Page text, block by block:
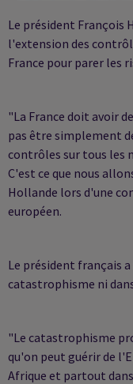
Le président François
l'extension des
France pour parer les
"La France doit avoir
pas être simplement
contrôles sur tous les
C'est ce que nous
Hollande lors d'une
européen.
Le président français
catastrophisme ni
"Le catastrophisme
qu'on peut guérir de
Afrique et partout